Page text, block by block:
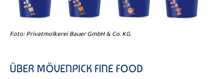
Foto: Privatmolkerei Bauer GmbH & Co. KG.
ÜBER MÖVENPICK FINE FOOD